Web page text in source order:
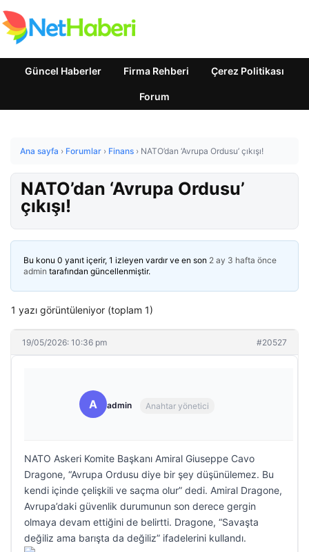
Güncel Haberler Firma Rehberi Çerez Politikası
Forum
Ana sayfa › Forumlar › Finans › NATO’dan ‘Avrupa Ordusu’ çıkışı!
NATO’dan ‘Avrupa Ordusu’
çıkışı!
Bu konu 0 yanıt içerir, 1 izleyen vardır ve en son 2 ay 3 hafta önce
admin tarafından güncellenmiştir.
1 yazı görüntüleniyor (toplam 1)
19/05/2026: 10:36 pm #20527
A admin Anahtar yönetici
NATO Askeri Komite Başkanı Amiral Giuseppe Cavo
Dragone, “Avrupa Ordusu diye bir şey düşünülemez. Bu
kendi içinde çelişkili ve saçma olur” dedi. Amiral Dragone,
Avrupa’daki güvenlik durumunun son derece gergin
olmaya devam ettiğini de belirtti. Dragone, “Savaşta
değiliz ama barışta da değiliz” ifadelerini kullandı.